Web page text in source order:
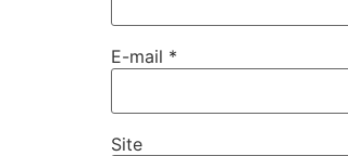
E-mail *
Site